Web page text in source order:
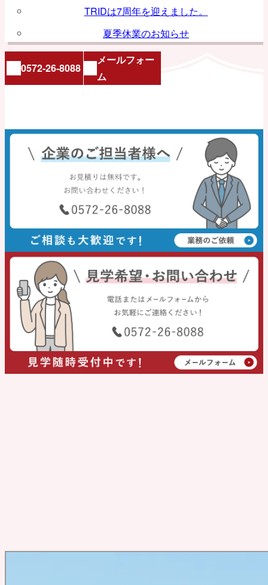
TRIDは7周年を迎えました。
夏季休業のお知らせ
0572-26-8088
メールフォー
ム